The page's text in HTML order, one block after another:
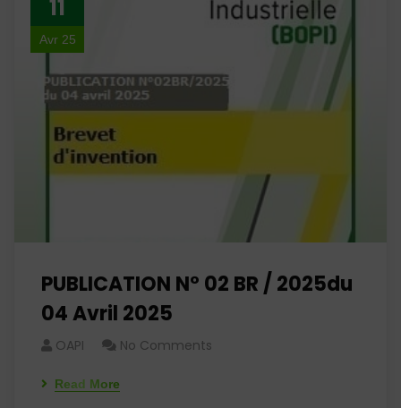
11
Avr 25
PUBLICATION N° 02 BR / 2025du
04 Avril 2025
OAPI No Comments
Read More